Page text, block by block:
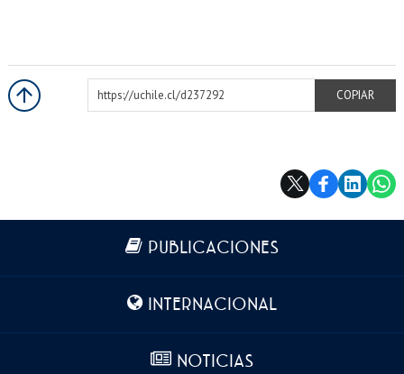
https://uchile.cl/d237292
COPIAR
Más información
PUBLICACIONES
INTERNACIONAL
NOTICIAS